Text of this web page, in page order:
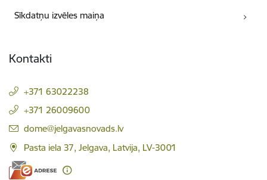
Sīkdatņu izvēles maiņa
Kontakti
+371 63022238
+371 26009600
E-pasts:
dome@jelgavasnovads.lv
Pasta iela 37, Jelgava, Latvija, LV-3001